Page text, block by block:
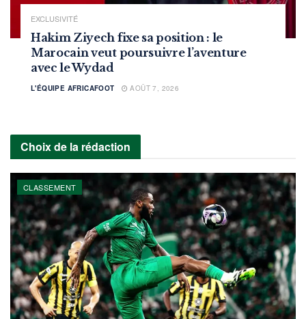
EXCLUSIVITÉ
Hakim Ziyech fixe sa position : le
Marocain veut poursuivre l’aventure
avec le Wydad
L'ÉQUIPE AFRICAFOOT AOÛT 7, 2026
Choix de la rédaction
CLASSEMENT